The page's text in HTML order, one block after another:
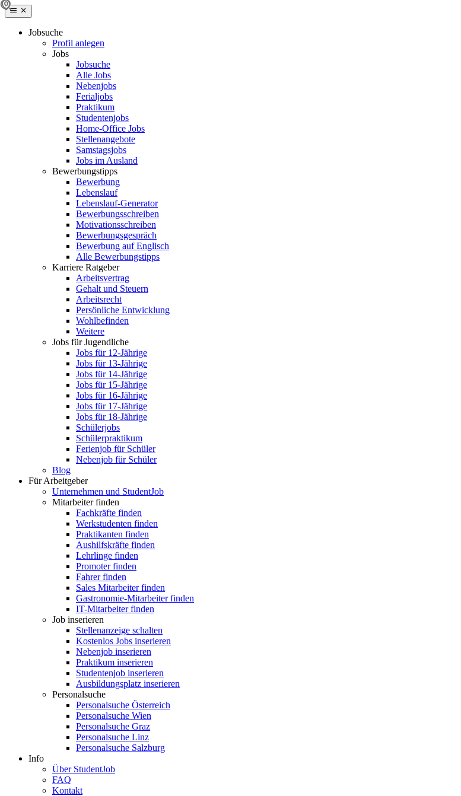
Jobsuche
Profil anlegen
Jobs
Jobsuche
Alle Jobs
Nebenjobs
Ferialjobs
Praktikum
Studentenjobs
Home-Office Jobs
Stellenangebote
Samstagsjobs
Jobs im Ausland
Bewerbungstipps
Bewerbung
Lebenslauf
Lebenslauf-Generator
Bewerbungsschreiben
Motivationsschreiben
Bewerbungsgespräch
Bewerbung auf Englisch
Alle Bewerbungstipps
Karriere Ratgeber
Arbeitsvertrag
Gehalt und Steuern
Arbeitsrecht
Persönliche Entwicklung
Wohlbefinden
Weitere
Jobs für Jugendliche
Jobs für 12-Jährige
Jobs für 13-Jährige
Jobs für 14-Jährige
Jobs für 15-Jährige
Jobs für 16-Jährige
Jobs für 17-Jährige
Jobs für 18-Jährige
Schülerjobs
Schülerpraktikum
Ferienjob für Schüler
Nebenjob für Schüler
Blog
Für Arbeitgeber
Unternehmen und StudentJob
Mitarbeiter finden
Fachkräfte finden
Werkstudenten finden
Praktikanten finden
Aushilfskräfte finden
Lehrlinge finden
Promoter finden
Fahrer finden
Sales Mitarbeiter finden
Gastronomie-Mitarbeiter finden
IT-Mitarbeiter finden
Job inserieren
Stellenanzeige schalten
Kostenlos Jobs inserieren
Nebenjob inserieren
Praktikum inserieren
Studentenjob inserieren
Ausbildungsplatz inserieren
Personalsuche
Personalsuche Österreich
Personalsuche Wien
Personalsuche Graz
Personalsuche Linz
Personalsuche Salzburg
Info
Über StudentJob
FAQ
Kontakt